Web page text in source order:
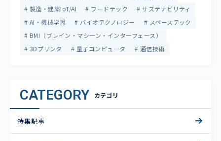
製造・建築IoT/AI
フードテック
サステナビリティ
AI・機械学習
バイオテクノロジー
スペーステック
BMI（ブレイン・マシーン・インターフェース）
3Dプリンタ
量子コンピュータ 通信技術
CATEGORY カテゴリ
特集記事